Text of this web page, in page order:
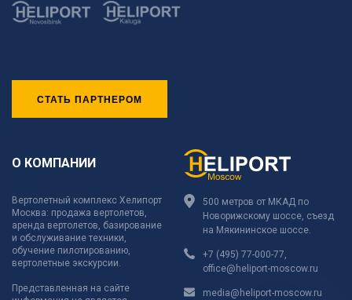
СТАТЬ ПАРТНЕРОМ
О КОМПАНИИ
Вертолетный комплекс Хелипорт
Москва: продажа вертолетов,
аренда вертолетов, базирование
и обслуживание техники,
обучение пилотированию,
вертолетные экскурсии.
Представленная на сайте
500 метров от МКАД по
Новорижскому шоссе, съезд
на Мякининское шоссе.
+7 (495) 77-000-77
office@heliport-moscow.ru
media@heliport-moscow.ru